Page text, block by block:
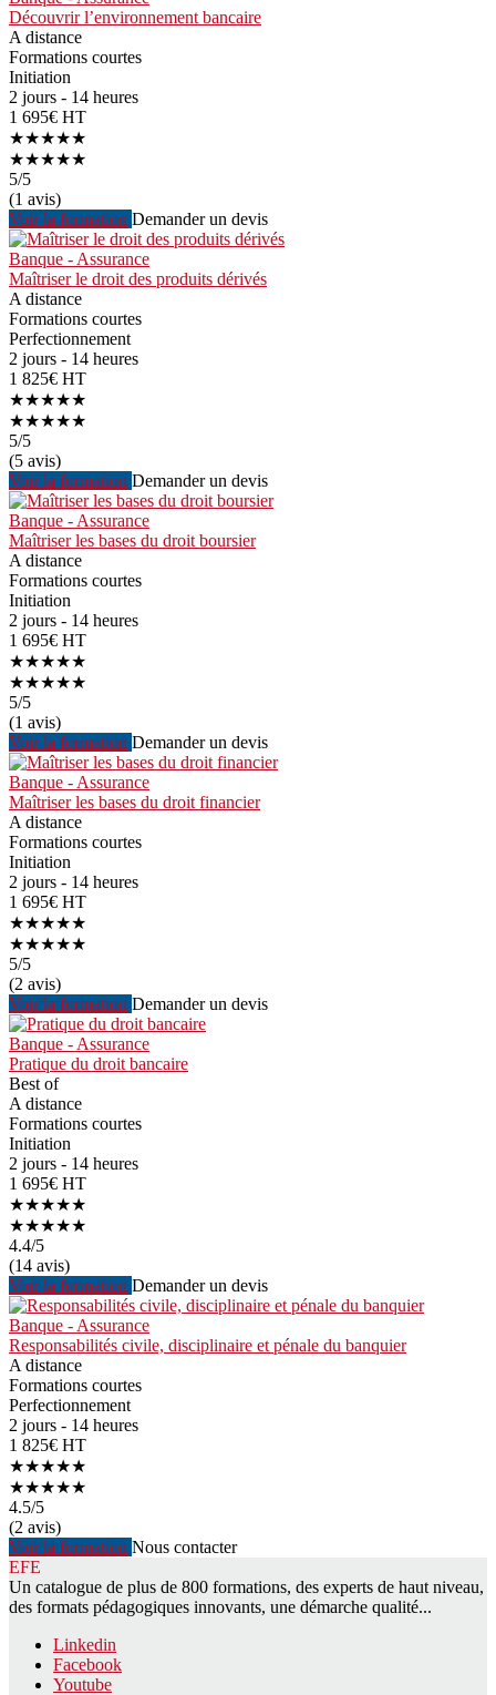
Découvrir l’environnement bancaire
A distance
Formations courtes
Initiation
2 jours - 14 heures
1 695€ HT
★★★★★
★★★★★
5/5
(1 avis)
Voir la formation Demander un devis
Banque - Assurance
Maîtriser le droit des produits dérivés
A distance
Formations courtes
Perfectionnement
2 jours - 14 heures
1 825€ HT
★★★★★
★★★★★
5/5
(5 avis)
Voir la formation Demander un devis
Banque - Assurance
Maîtriser les bases du droit boursier
A distance
Formations courtes
Initiation
2 jours - 14 heures
1 695€ HT
★★★★★
★★★★★
5/5
(1 avis)
Voir la formation Demander un devis
Banque - Assurance
Maîtriser les bases du droit financier
A distance
Formations courtes
Initiation
2 jours - 14 heures
1 695€ HT
★★★★★
★★★★★
5/5
(2 avis)
Voir la formation Demander un devis
Banque - Assurance
Pratique du droit bancaire
Best of
A distance
Formations courtes
Initiation
2 jours - 14 heures
1 695€ HT
★★★★★
★★★★★
4.4/5
(14 avis)
Voir la formation Demander un devis
Banque - Assurance
Responsabilités civile, disciplinaire et pénale du banquier
A distance
Formations courtes
Perfectionnement
2 jours - 14 heures
1 825€ HT
★★★★★
★★★★★
4.5/5
(2 avis)
Voir la formation Nous contacter
EFE
Un catalogue de plus de 800 formations, des experts de haut niveau,
des formats pédagogiques innovants, une démarche qualité...
Linkedin
Facebook
Youtube